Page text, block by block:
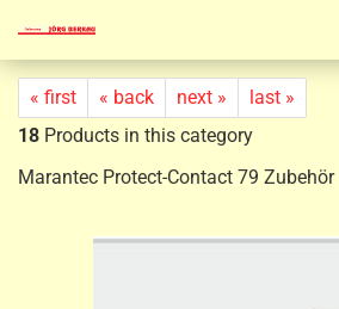
« first « back next »
last »
18 Products in this category
Marantec Protect-Contact 79 Zubehör